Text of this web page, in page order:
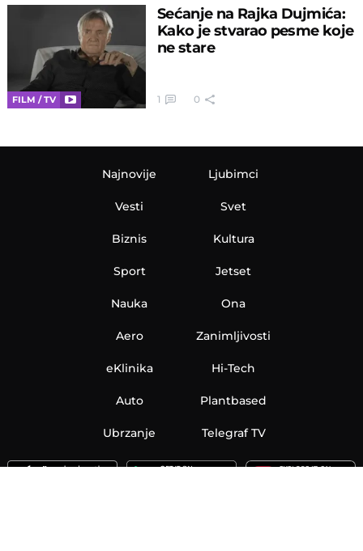
FILM / TV
Sećanje na Rajka Dujmića:
Kako je stvarao pesme koje
ne stare
1 0
Najnovije
Vesti
Biznis
Sport
Nauka
Aero
Ljubimci
Svet
Kultura
Jetset
Ona
Zanimljivosti
eKlinika Hi-Tech
Auto Plantbased
Ubrzanje Telegraf TV